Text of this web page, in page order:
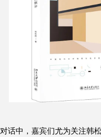
对话中，嘉宾们尤为关注韩